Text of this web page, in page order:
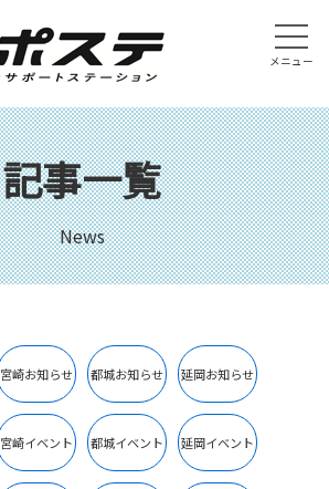
メニュー
記事一覧
News
宮崎お知らせ 都城お知らせ 延岡お知らせ
宮崎イベント 都城イベント 延岡イベント